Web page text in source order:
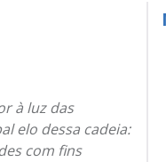
à luz das
elo dessa cadeia:
com fins